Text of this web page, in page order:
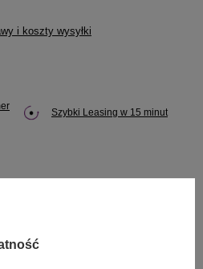
i koszty wysyłki
Szybki Leasing w 15 minut
Masz pytania?
publikując